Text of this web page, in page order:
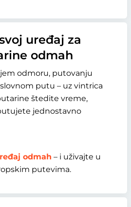
uređaj za
odmah
odmoru, putovanju
putu – uz vintrica
štedite vreme,
jednostavno
odmah – i uživajte u
putevima.